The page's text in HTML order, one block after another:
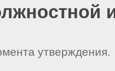
утверждения.